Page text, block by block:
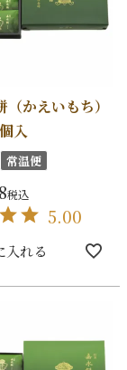
かえいもち）
入
常温便
税込
5.00
入れる